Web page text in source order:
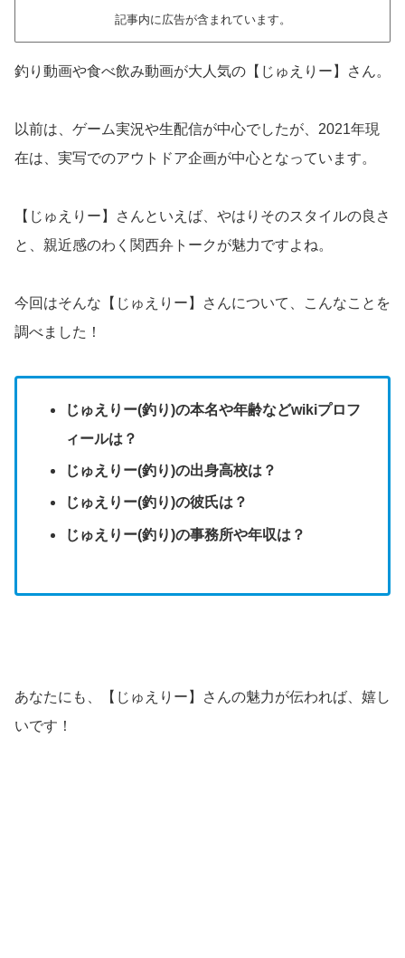
記事内に広告が含まれています。
釣り動画や食べ飲み動画が大人気の【じゅえりー】さん。
以前は、ゲーム実況や生配信が中心でしたが、2021年現
在は、実写でのアウトドア企画が中心となっています。
【じゅえりー】さんといえば、やはりそのスタイルの良さ
と、親近感のわく関西弁トークが魅力ですよね。
今回はそんな【じゅえりー】さんについて、こんなことを
調べました！
じゅえりー(釣り)の本名や年齢などwikiプロフ
ィールは？
じゅえりー(釣り)の出身高校は？
じゅえりー(釣り)の彼氏は？
じゅえりー(釣り)の事務所や年収は？
あなたにも、【じゅえりー】さんの魅力が伝われば、嬉し
いです！